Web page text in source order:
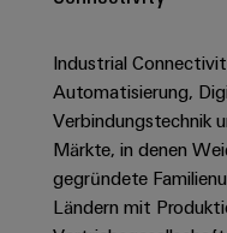
effizient,
zuverlässig,
skalierbar
Lösungen
und
Produkte
OS
Computing
Industrial
5G
Single
und
-
komponenten
Patchkabel
Beratung
und
digitale
Planung
easyConnect
-
Ihre
für
unsere
Partner
Vertrieb
Unser
Nachhaltigkeit
Weidmüller
Academy
People
Praktika
Industrial
Automatisierung,
Verbindungstechnik
Märkte, in denen
gegründete
Ländern mit